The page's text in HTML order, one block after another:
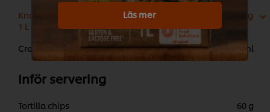
Knorr Kycklingfond, koncentrerad 6 x
1 L
30 g
Cream 35% (whipping, etc.) 400 ml
Inför servering
Tortilla chips 60 g
Läs mer